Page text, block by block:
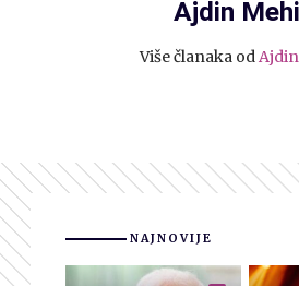
Ajdin
Više članaka od
NAJNOVIJE